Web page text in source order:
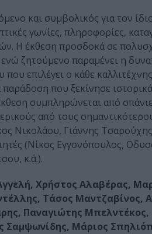
και συμβολικός για τον
γωνίες, πληροφορίες,
Η έκθεση προσδοκά σε
ζητούμενο παραμένει η
επιλέγει ο κάθε
που ξεκίνησε
έκθεση συμπληρώνεται από
από τους
Νικολάου, Γιάννης
(Νίκος Εγγονόπουλος,
κ.ά.).
Χρήστος Αλαβέρας,
Τάσος
Παναγιώτης
Σαμψωνίδης, Μάριος